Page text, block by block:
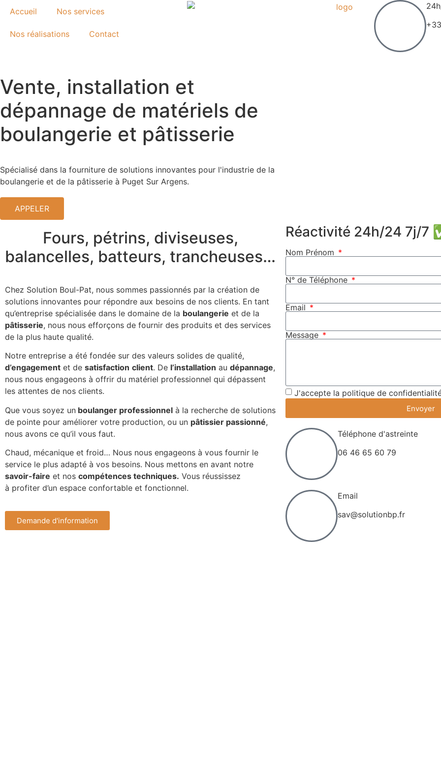
Accueil Nos services
Nos réalisations Contact
Vente, installation et
dépannage de matériels de
boulangerie et pâtisserie
Spécialisé dans la fourniture de solutions innovantes pour l'industrie de la
boulangerie et de la pâtisserie à Puget Sur Argens.
APPELER
Fours, pétrins, diviseuses,
balancelles, batteurs, trancheuses…
Chez Solution Boul-Pat, nous sommes passionnés par la création de
solutions innovantes pour répondre aux besoins de nos clients. En tant
qu’entreprise spécialisée dans le domaine de la boulangerie et de la
pâtisserie, nous nous efforçons de fournir des produits et des services
de la plus haute qualité.
Notre entreprise a été fondée sur des valeurs solides de qualité,
d’engagement et de satisfaction client. De l’installation au dépannage,
nous nous engageons à offrir du matériel professionnel qui dépassent
les attentes de nos clients.
Que vous soyez un boulanger professionnel à la recherche de solutions
de pointe pour améliorer votre production, ou un pâtissier passionné,
nous avons ce qu’il vous faut.
Chaud, mécanique et froid… Nous nous engageons à vous fournir le
service le plus adapté à vos besoins. Nous mettons en avant notre
savoir-faire et nos compétences techniques. Vous réussissez
à profiter d’un espace confortable et fonctionnel.
Demande d'information
Réactivité 24h/24 7j/7
Nom Prénom
N° de Téléphone
Email
Message
J'accepte la politique de
Envoyer
Téléphone d'astreinte
06 46 65 60 79
Email
sav@solutionbp.fr